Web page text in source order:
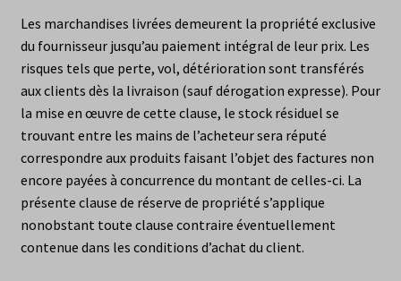
Les marchandises livrées demeurent la propriété exclusive
du fournisseur jusqu’au paiement intégral de leur prix. Les
risques tels que perte, vol, détérioration sont transférés
aux clients dès la livraison (sauf dérogation expresse). Pour
la mise en œuvre de cette clause, le stock résiduel se
trouvant entre les mains de l’acheteur sera réputé
correspondre aux produits faisant l’objet des factures non
encore payées à concurrence du montant de celles-ci. La
présente clause de réserve de propriété s’applique
nonobstant toute clause contraire éventuellement
contenue dans les conditions d’achat du client.